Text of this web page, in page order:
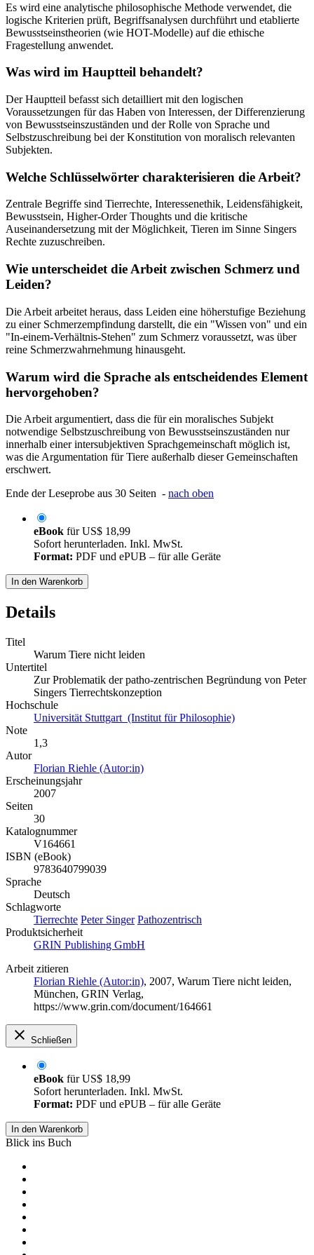
Es wird eine analytische philosophische Methode verwendet, die
logische Kriterien prüft, Begriffsanalysen durchführt und etablierte
Bewusstseinstheorien (wie HOT-Modelle) auf die ethische
Fragestellung anwendet.
Was wird im Hauptteil behandelt?
Der Hauptteil befasst sich detailliert mit den logischen
Voraussetzungen für das Haben von Interessen, der Differenzierung
von Bewusstseinszuständen und der Rolle von Sprache und
Selbstzuschreibung bei der Konstitution von moralisch relevanten
Subjekten.
Welche Schlüsselwörter charakterisieren die Arbeit?
Zentrale Begriffe sind Tierrechte, Interessenethik, Leidensfähigkeit,
Bewusstsein, Higher-Order Thoughts und die kritische
Auseinandersetzung mit der Möglichkeit, Tieren im Sinne Singers
Rechte zuzuschreiben.
Wie unterscheidet die Arbeit zwischen Schmerz und
Leiden?
Die Arbeit arbeitet heraus, dass Leiden eine höherstufige Beziehung
zu einer Schmerzempfindung darstellt, die ein "Wissen von" und ein
"In-einem-Verhältnis-Stehen" zum Schmerz voraussetzt, was über
reine Schmerzwahrnehmung hinausgeht.
Warum wird die Sprache als entscheidendes Element
hervorgehoben?
Die Arbeit argumentiert, dass die für ein moralisches Subjekt
notwendige Selbstzuschreibung von Bewusstseinszuständen nur
innerhalb einer intersubjektiven Sprachgemeinschaft möglich ist,
was die Argumentation für Tiere außerhalb dieser Gemeinschaften
erschwert.
Ende der Leseprobe aus 30 Seiten - nach oben
eBook fürUS$ 18,99
Sofort herunterladen. Inkl. MwSt.
Format: PDF und ePUB – für alle Geräte
In den Warenkorb
Details
Titel
Warum Tiere nicht leiden
Untertitel
Zur Problematik der patho-zentrischen Begründung von Peter
Singers Tierrechtskonzeption
Hochschule
Universität Stuttgart (Institut für Philosophie)
Note
1,3
Autor
Florian Riehle (Autor:in)
Erscheinungsjahr
2007
Seiten
30
Katalognummer
V164661
ISBN (eBook)
9783640799039
Sprache
Deutsch
Schlagworte
Tierrechte Peter Singer Pathozentrisch
Produktsicherheit
GRIN Publishing GmbH
Arbeit zitieren
Florian Riehle (Autor:in), 2007, Warum Tiere nicht leiden,
München, GRIN Verlag,
https://www.grin.com/document/164661
Schließen
eBook fürUS$ 18,99
Sofort herunterladen. Inkl. MwSt.
Format: PDF und ePUB – für alle Geräte
In den Warenkorb
Blick ins Buch